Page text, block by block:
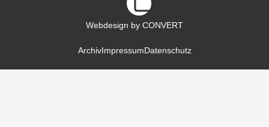
Webdesign by CONVERT
ArchivImpressumDatenschutz